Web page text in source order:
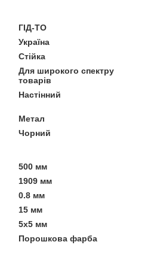
ГІД-ТО
Україна
Стійка
Для широкого спектру
товарів
Настінний
Метал
Чорний
500 мм
1909 мм
0.8 мм
15 мм
5х5 мм
Порошкова фарба